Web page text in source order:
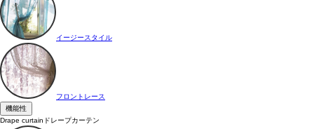
イージースタイル
フロントレース
機能性
Drape curtain ドレープカーテン